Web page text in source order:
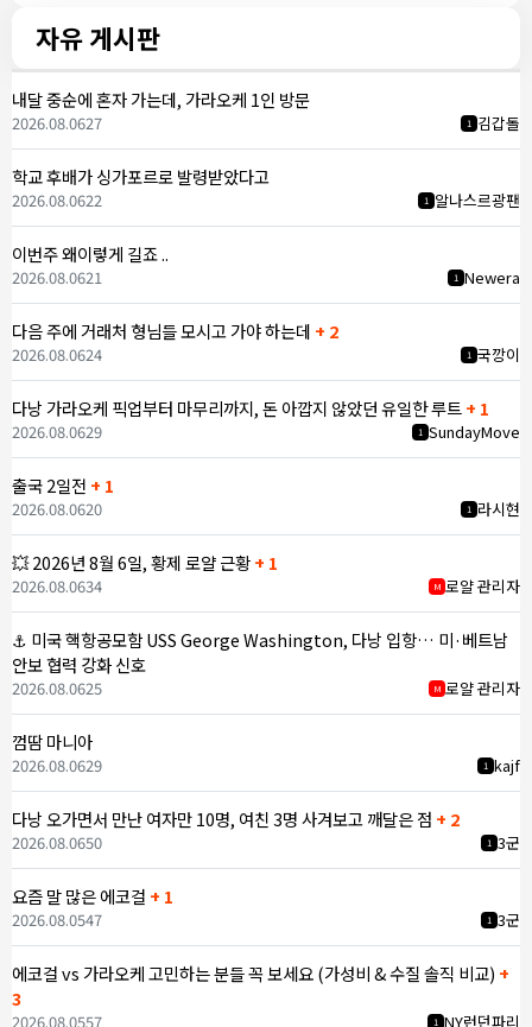
자유 게시판
내달 중순에 혼자 가는데, 가라오케 1인 방문
1 김갑돌
2026.08.0627
학교 후배가 싱가포르로 발령받았다고
1 알나스르광팬
2026.08.0622
이번주 왜이렇게 길죠 ..
1 Newera
2026.08.0621
다음 주에 거래처 형님들 모시고 가야 하는데 + 2
1 국깡이
2026.08.0624
다낭 가라오케 픽업부터 마무리까지, 돈 아깝지 않았던 유일한 루트+ 1
1 SundayMove
2026.08.0629
출국 2일전 + 1
1 라시현
2026.08.0620
💥 2026년 8월 6일, 황제 로얄 근황+ 1
M 로얄 관리자
2026.08.0634
⚓ 미국 핵항공모함 USS George Washington, 다낭 입항… 미·베트남
안보 협력 강화 신호
M 로얄 관리자
2026.08.0625
껌땀 마니아
1 kajf
2026.08.0629
다낭 오가면서 만난 여자만 10명, 여친 3명 사겨보고 깨달은 점 + 2
1 3군
2026.08.0650
요즘 말 많은 에코걸 + 1
1 3군
2026.08.0547
에코걸 vs 가라오케 고민하는 분들 꼭 보세요 (가성비 & 수질 솔직 비교) +
3
1 NY런던파리
2026.08.0557